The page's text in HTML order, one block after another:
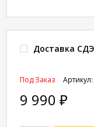
Доставка
Артикул:
Под Заказ
9 990 ₽